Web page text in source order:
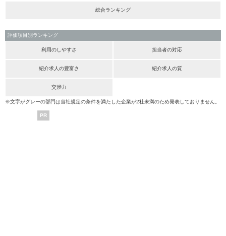
総合ランキング
評価項目別ランキング
利用のしやすさ 担当者の対応
紹介求人の豊富さ 紹介求人の質
交渉力
※文字がグレーの部門は当社規定の条件を満たした企業が2社未満のため発表しておりません。
PR